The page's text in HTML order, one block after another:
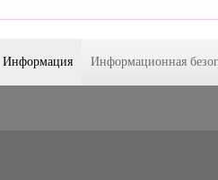
Информация Информационная